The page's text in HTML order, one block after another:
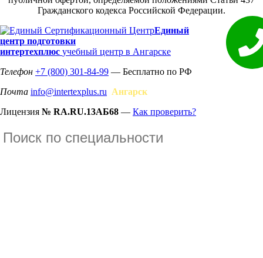
Гражданского кодекса Российской Федерации.
Единый
центр подготовки
интертехплюс учебный центр в Ангарске
Телефон +7 (800) 301-84-99 — Бесплатно по РФ
Почта info@intertexplus.ru Ангарск
Лицензия № RA.RU.13АБ68 — Как проверить?